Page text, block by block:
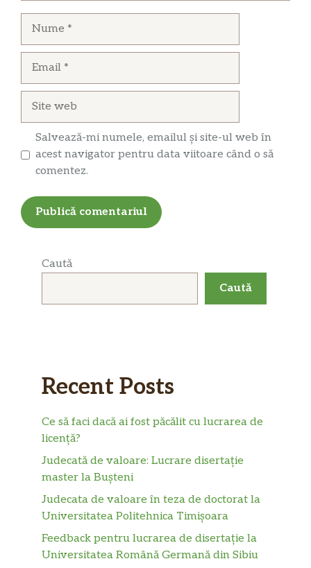
Salvează-mi numele, emailul și site-ul web în
acest navigator pentru data viitoare când o să
comentez.
Caută
Caută
Recent Posts
Ce să faci dacă ai fost păcălit cu lucrarea de
licență?
Judecată de valoare: Lucrare disertație
master la Bușteni
Judecata de valoare în teza de doctorat la
Universitatea Politehnica Timișoara
Feedback pentru lucrarea de disertație la
Universitatea Română Germană din Sibiu